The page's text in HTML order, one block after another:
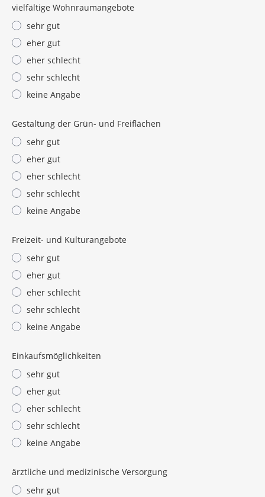
vielfältige Wohnraumangebote
sehr gut
eher gut
eher schlecht
sehr schlecht
keine Angabe
Gestaltung der Grün- und Freiflächen
sehr gut
eher gut
eher schlecht
sehr schlecht
keine Angabe
Freizeit- und Kulturangebote
sehr gut
eher gut
eher schlecht
sehr schlecht
keine Angabe
Einkaufsmöglichkeiten
sehr gut
eher gut
eher schlecht
sehr schlecht
keine Angabe
ärztliche und medizinische Versorgung
sehr gut